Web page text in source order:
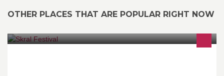
OTHER PLACES THAT ARE POPULAR RIGHT NOW